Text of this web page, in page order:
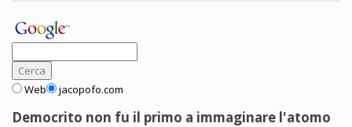
Web jacopofo.com
Democrito non fu il primo a immaginare l'atomo